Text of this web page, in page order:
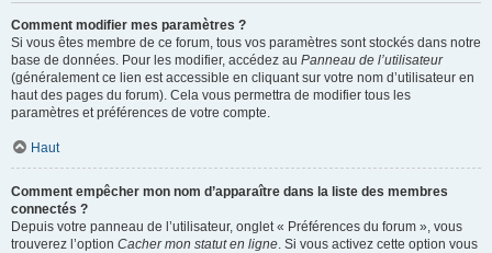
Comment modifier mes paramètres ?
Si vous êtes membre de ce forum, tous vos paramètres sont stockés dans notre
base de données. Pour les modifier, accédez au Panneau de l’utilisateur
(généralement ce lien est accessible en cliquant sur votre nom d’utilisateur en
haut des pages du forum). Cela vous permettra de modifier tous les
paramètres et préférences de votre compte.
Haut
Comment empêcher mon nom d’apparaître dans la liste des membres
connectés ?
Depuis votre panneau de l’utilisateur, onglet « Préférences du forum », vous
trouverez l’option Cacher mon statut en ligne. Si vous activez cette option vous